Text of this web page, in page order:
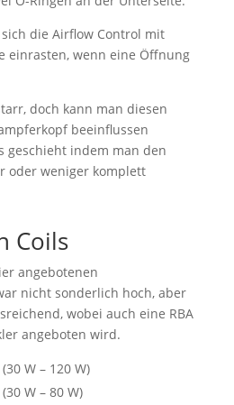
die Airflow Control mit
einrasten, wenn eine Öffnung
doch kann man diesen
beeinflussen
geschieht indem man den
oder weniger komplett
Coils
angebotenen
nicht sonderlich hoch, aber
wobei auch eine RBA
angeboten wird.
W – 120 W)
W – 80 W)